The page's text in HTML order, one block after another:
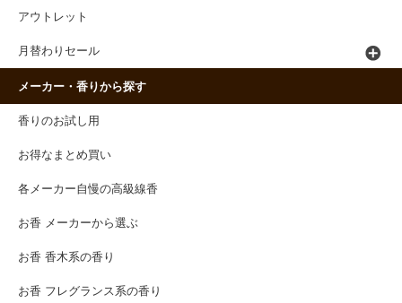
アウトレット
月替わりセール
メーカー・香りから探す
香りのお試し用
お得なまとめ買い
各メーカー自慢の高級線香
お香 メーカーから選ぶ
お香 香木系の香り
お香 フレグランス系の香り